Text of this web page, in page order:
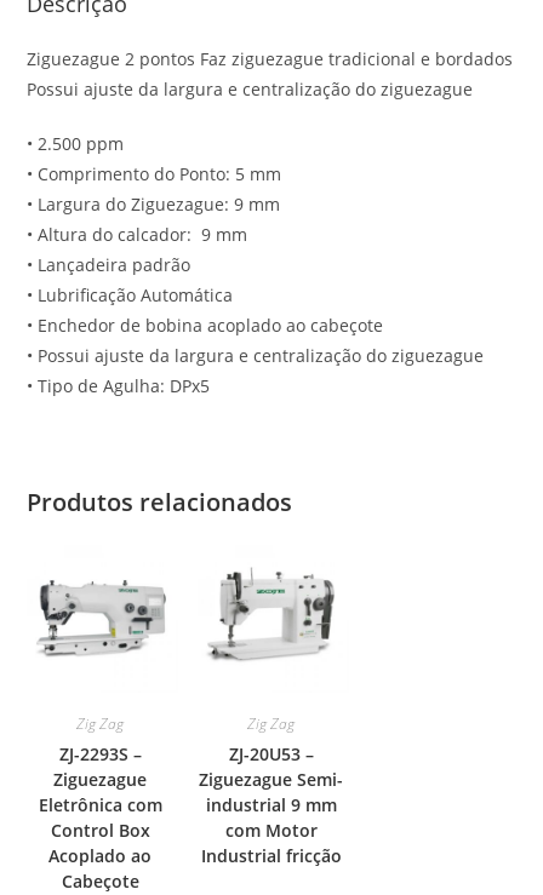
Ziguezague 2 pontos Faz ziguezague tradicional e bordados
Possui ajuste da largura e centralização do ziguezague
• 2.500 ppm
• Comprimento do Ponto: 5 mm
• Largura do Ziguezague: 9 mm
• Altura do calcador: 9 mm
• Lançadeira padrão
• Lubrificação Automática
• Enchedor de bobina acoplado ao cabeçote
• Possui ajuste da largura e centralização do ziguezague
• Tipo de Agulha: DPx5
Produtos relacionados
Zig Zag
ZJ-2293S –
Ziguezague
Eletrônica com
Control Box
Acoplado ao
Cabeçote
Zig Zag
ZJ-20U53 –
Ziguezague Semi-
industrial 9 mm
com Motor
Industrial fricção